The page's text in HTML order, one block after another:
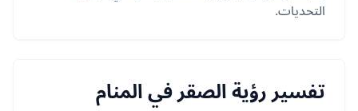
التحديات.
تفسير رؤية الصقر في المنام